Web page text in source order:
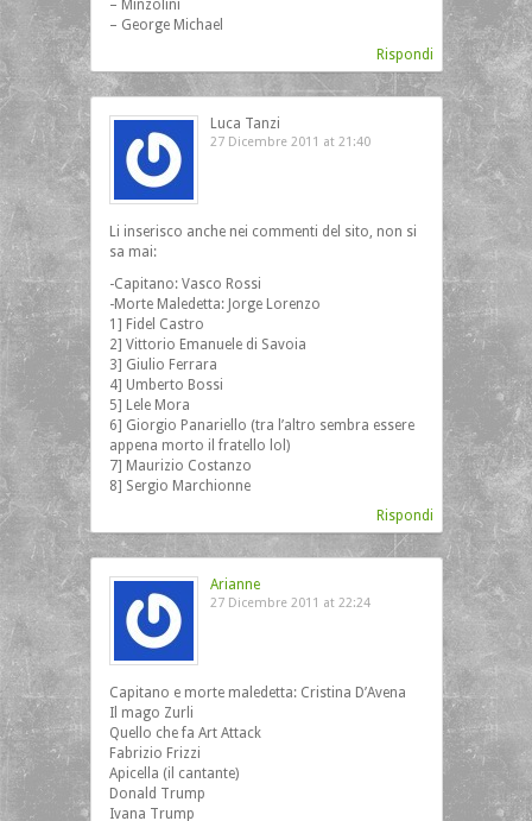
– Minzolini
– George Michael
Rispondi
Luca Tanzi
27 Dicembre 2011 at 21:40
Li inserisco anche nei commenti del sito, non si
sa mai:
-Capitano: Vasco Rossi
-Morte Maledetta: Jorge Lorenzo
1] Fidel Castro
2] Vittorio Emanuele di Savoia
3] Giulio Ferrara
4] Umberto Bossi
5] Lele Mora
6] Giorgio Panariello (tra l’altro sembra essere
appena morto il fratello lol)
7] Maurizio Costanzo
8] Sergio Marchionne
Rispondi
Arianne
27 Dicembre 2011 at 22:24
Capitano e morte maledetta: Cristina D’Avena
Il mago Zurli
Quello che fa Art Attack
Fabrizio Frizzi
Apicella (il cantante)
Donald Trump
Ivana Trump